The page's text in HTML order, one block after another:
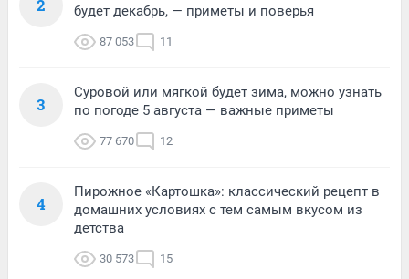
2
будет декабрь, — приметы и поверья
87 053 11
3
Суровой или мягкой будет зима, можно узнать
по погоде 5 августа — важные приметы
77 670 12
4
Пирожное «Картошка»: классический рецепт в
домашних условиях с тем самым вкусом из
детства
30 573 15